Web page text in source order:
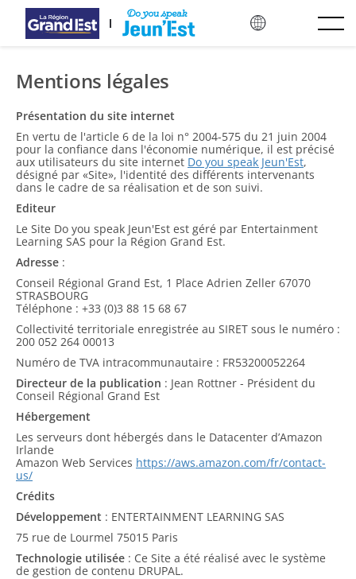
ප්‍රධාන අන්තර්ගතයට යන්න
Mentions légales
Présentation du site internet
En vertu de l'article 6 de la loi n° 2004-575 du 21 juin 2004
pour la confiance dans l'économie numérique, il est précisé
aux utilisateurs du site internet Do you speak Jeun'Est,
désigné par «Site», l'identité des différents intervenants
dans le cadre de sa réalisation et de son suivi.
Editeur
Le Site Do you speak Jeun'Est est géré par Entertainment
Learning SAS pour la Région Grand Est.
Adresse :
Conseil Régional Grand Est, 1 Place Adrien Zeller 67070
STRASBOURG
Téléphone : +33 (0)3 88 15 68 67
Collectivité territoriale enregistrée au SIRET sous le numéro :
200 052 264 00013
Numéro de TVA intracommunautaire : FR53200052264
Directeur de la publication : Jean Rottner - Président du
Conseil Régional Grand Est
Hébergement
Les serveurs dont hébergés dans le Datacenter d’Amazon
Irlande
Amazon Web Services https://aws.amazon.com/fr/contact-
us/
Crédits
Développement : ENTERTAINMENT LEARNING SAS
75 rue de Lourmel 75015 Paris
Technologie utilisée : Ce Site a été réalisé avec le système
de gestion de contenu DRUPAL.